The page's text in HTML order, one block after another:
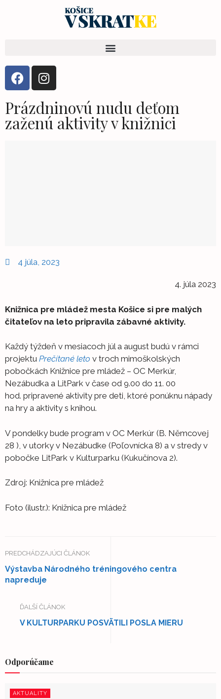
Prázdninovú nudu deťom
zaženú aktivity v knižnici
4 júla, 2023
4. júla 2023
Knižnica pre mládež mesta Košice si pre malých
čitateľov na leto pripravila zábavné aktivity.
Každý týždeň v mesiacoch júl a august budú v rámci
projektu Prečítané leto v troch mimoškolských
pobočkách Knižnice pre mládež – OC Merkúr,
Nezábudka a LitPark v čase od 9.00 do 11. 00
hod. pripravené aktivity pre deti, ktoré ponúknu nápady
na hry a aktivity s knihou.
V pondelky bude program v OC Merkúr (B. Němcovej
28 ), v utorky v Nezábudke (Poľovnícka 8) a v stredy v
pobočke LitPark v Kulturparku (Kukučínova 2).
Zdroj: Knižnica pre mládež
Foto (ilustr.): Knižnica pre mládež
PREDCHÁDZAJÚCI ČLÁNOK
Výstavba Národného tréningového centra
napreduje
ĎALŠÍ ČLÁNOK
V KULTURPARKU POSVÄTILI POSLA MIERU
Odporúčame
AKTUALITY